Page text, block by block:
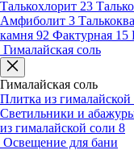
Талькохлорит 23
Амфиболит 3
камня 92 Фактурная 15
Гималайская соль
Гималайская соль
Плитка из гималайской
Светильники и
из гималайской соли 8
Освещение для бани